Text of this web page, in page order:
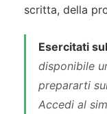
scritta, della
Esercitati
disponibile
prepararti
Accedi al